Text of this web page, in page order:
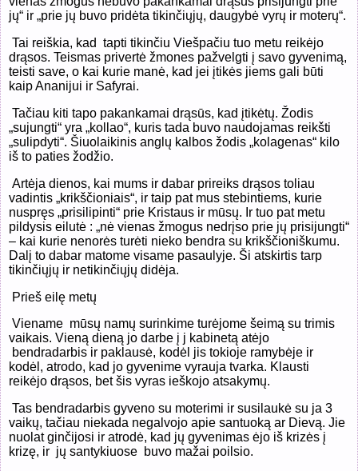
jų“ ir „prie jų buvo pridėta tikinčiųjų, daugybė vyrų ir moterų“.
Tai reiškia, kad tapti tikinčiu Viešpačiu tuo metu reikėjo
drąsos. Teismas privertė žmones pažvelgti į savo gyvenimą,
teisti save, o kai kurie manė, kad jei įtikės jiems gali būti
kaip Ananijui ir Safyrai.
Tačiau kiti tapo pakankamai drąsūs, kad įtikėtų. Žodis
„sujungti“ yra „kollao“, kuris tada buvo naudojamas reikšti
„sulipdyti“. Šiuolaikinis anglų kalbos žodis „kolagenas“ kilo
iš to paties žodžio.
Artėja dienos, kai mums ir dabar prireiks drąsos toliau
vadintis „krikščioniais“, ir taip pat mus stebintiems, kurie
nuspręs „prisilipinti“ prie Kristaus ir mūsų. Ir tuo pat metu
pildysis eilutė : „nė vienas žmogus nedrįso prie jų prisijungti“
– kai kurie nenorės turėti nieko bendra su krikščioniškumu.
Dalį to dabar matome visame pasaulyje. Ši atskirtis tarp
tikinčiųjų ir netikinčiųjų didėja.
Prieš eilę metų
Viename mūsų namų surinkime turėjome šeimą su trimis
vaikais. Vieną dieną jo darbe į j kabinetą atėjo
bendradarbis ir paklausė, kodėl jis tokioje ramybėje ir
kodėl, atrodo, kad jo gyvenime vyrauja tvarka. Klausti
reikėjo drąsos, bet šis vyras ieškojo atsakymų.
Tas bendradarbis gyveno su moterimi ir susilaukė su ja 3
vaikų, tačiau niekada negalvojo apie santuoką ar Dievą. Jie
nuolat ginčijosi ir atrodė, kad jų gyvenimas ėjo iš krizės į
krizę, ir jų santykiuose buvo mažai poilsio.